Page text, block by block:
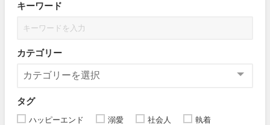
キーワード
カテゴリー
タグ
ハッピーエンド 溺愛 社会人
執着